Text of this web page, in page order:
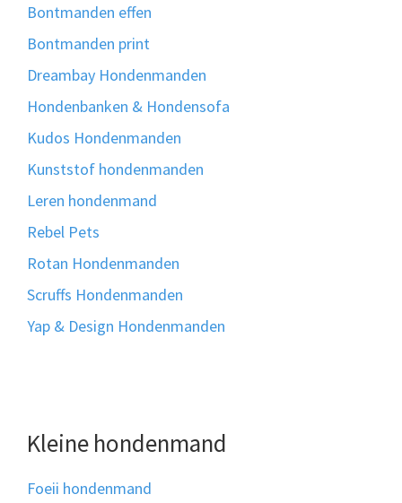
Bontmanden effen
Bontmanden print
Dreambay Hondenmanden
Hondenbanken & Hondensofa
Kudos Hondenmanden
Kunststof hondenmanden
Leren hondenmand
Rebel Pets
Rotan Hondenmanden
Scruffs Hondenmanden
Yap & Design Hondenmanden
Kleine hondenmand
Foeii hondenmand